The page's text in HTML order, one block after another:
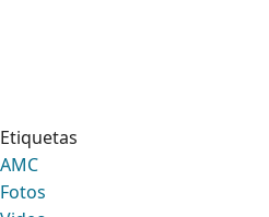
Etiquetas
AMC
Fotos